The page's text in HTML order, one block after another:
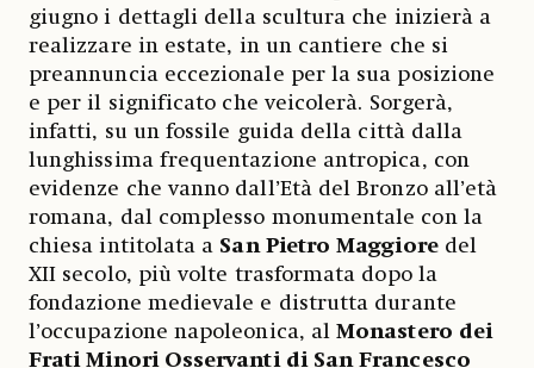
giugno i dettagli della scultura che inizierà a
realizzare in estate, in un cantiere che si
preannuncia eccezionale per la sua posizione
e per il significato che veicolerà. Sorgerà,
infatti, su un fossile guida della città dalla
lunghissima frequentazione antropica, con
evidenze che vanno dall’Età del Bronzo all’età
romana, dal complesso monumentale con la
chiesa intitolata a San Pietro Maggioredel
XII secolo, più volte trasformata dopo la
fondazione medievale e distrutta durante
l’occupazione napoleonica, alMonastero dei
Frati Minori Osservanti di San Francesco